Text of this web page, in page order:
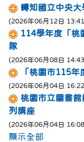
轉知國立中央
(2026年06月12日
114學年度「桃
隊
(2026年06月08日
「桃園市115年
(2026年06月04日
桃園市立圖書館
列講座
(2026年06月04日
顯示全部